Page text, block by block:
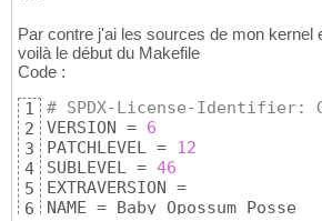
Par contre j'ai les sources de mon kernel
voilà le début du Makefile
Code :
1
2
3
4
5
6
# SPDX-License-Identifier:
VERSION = 6
PATCHLEVEL = 12
SUBLEVEL = 46
EXTRAVERSION =
NAME = Baby Opossum Posse